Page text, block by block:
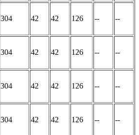
304 42 42 126 -- --
304 42 42 126 -- --
304 42 42 126 -- --
304 42 42 126 -- --